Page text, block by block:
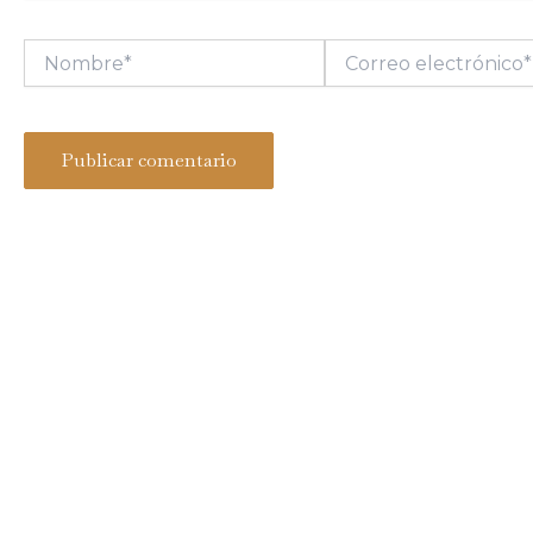
Nombre*
Correo
electrónico*